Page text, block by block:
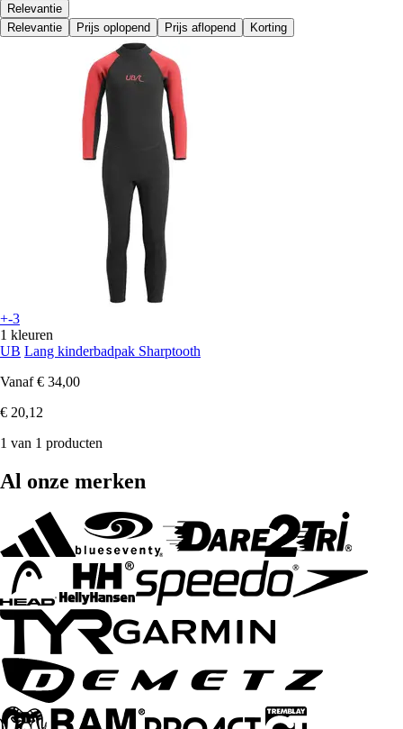
Relevantie
Relevantie
Prijs oplopend Prijs aflopend Korting
+-3
1 kleuren
UB Lang kinderbadpak Sharptooth
Vanaf € 34,00
€ 20,12
1 van 1 producten
Al onze merken